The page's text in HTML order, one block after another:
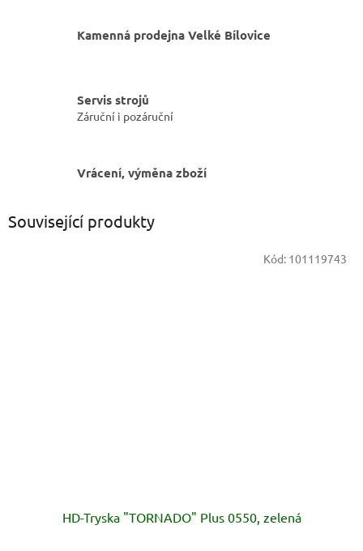
Kamenná prodejna Velké Bílovice
Servis strojů
Záruční i pozáruční
Vrácení, výměna zboží
Související produkty
HD-Tryska "TORNADO" Plus 0550, zelená
Kód: 101119743